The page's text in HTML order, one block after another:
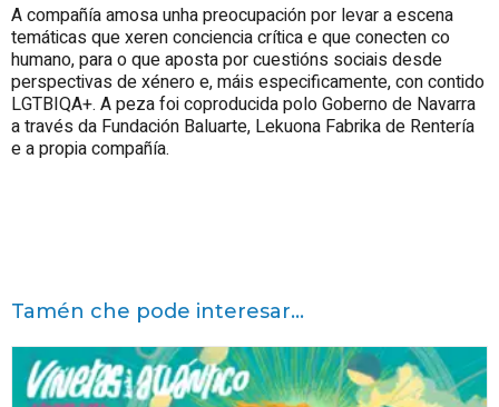
A compañía amosa unha preocupación por levar a escena
temáticas que xeren conciencia crítica e que conecten co
humano, para o que aposta por cuestións sociais desde
perspectivas de xénero e, máis especificamente, con contido
LGTBIQA+. A peza foi coproducida polo Goberno de Navarra
a través da Fundación Baluarte, Lekuona Fabrika de Rentería
e a propia compañía.
Tamén che pode interesar...